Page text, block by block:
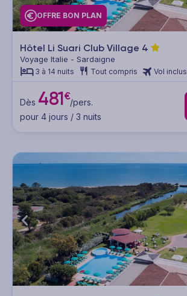
OFFRE BON PLAN
Hôtel Li Suari Club Village 4
Voyage Italie - Sardaigne
3 à 14 nuits Tout compris Vol inclus
Dès 481€/pers.
pour 4 jours / 3 nuits